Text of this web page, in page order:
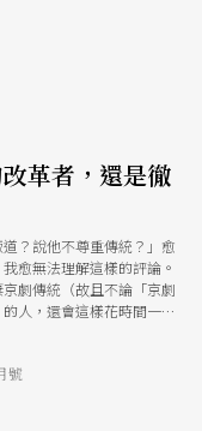
革者，還是徹
道？說他不尊重傳統？」愈
愈無法理解這樣的評論。
劇傳統（故且不論「京劇
人，還會這樣花時間一字
〈別宮〉開場的那段【西
冠」也至少唱了廿次，連
號